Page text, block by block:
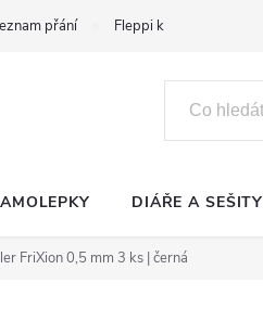
přání Fleppi klub
DIÁŘE A SEŠITY
FriXion 0,5 mm 3 ks | černá